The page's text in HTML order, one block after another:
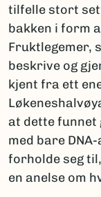
tilfelle stort
bakken i form
Fruktlegemer,
beskrive og
kjent fra ett
at dette funnet
med bare
forholde seg
en anelse om